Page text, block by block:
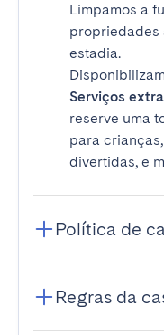
Limpamos a
propriedades
estadia.
Serviços extra
reserve uma
para
divertidas, e
Política de
Regras da